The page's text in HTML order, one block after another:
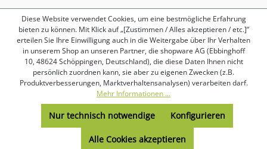
Diese Website verwendet Cookies, um eine bestmögliche Erfahrung
bieten zu können. Mit Klick auf „[Zustimmen / Alles akzeptieren / etc.]“
erteilen Sie Ihre Einwilligung auch in die Weitergabe über Ihr Verhalten
in unserem Shop an unseren Partner, die shopware AG (Ebbinghoff
10, 48624 Schöppingen, Deutschland), die diese Daten Ihnen nicht
persönlich zuordnen kann, sie aber zu eigenen Zwecken (z.B.
Produktverbesserungen, Marktverhaltensanalysen) verarbeiten darf.
Mehr Informationen ...
Nur technisch notwendige Konfigurieren
Alle Cookies akzeptieren